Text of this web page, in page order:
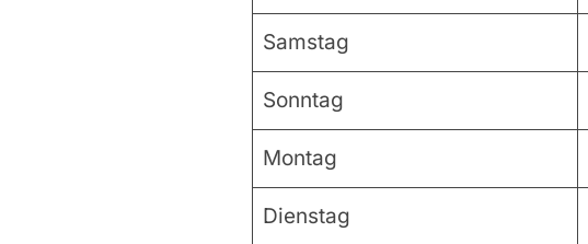
Samstag
Sonntag
Montag
Dienstag